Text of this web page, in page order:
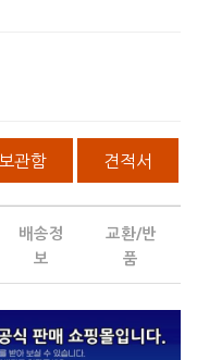
보관함 견적서
배송정
보
교환/반
품